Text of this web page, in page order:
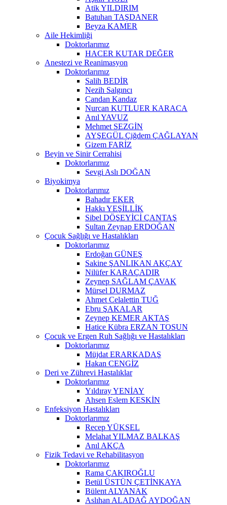
Atik YILDIRIM
Batuhan TAŞDANER
Beyza KAMER
Aile Hekimliği
Doktorlarımız
HACER KUTAR DEĞER
Anestezi ve Reanimasyon
Doktorlarımız
Salih BEDİR
Nezih Salgıncı
Candan Kandaz
Nurcan KUTLUER KARACA
Anıl YAVUZ
Mehmet SEZGİN
AYŞEGÜL Çiğdem ÇAĞLAYAN
Gizem FARİZ
Beyin ve Sinir Cerrahisi
Doktorlarımız
Sevgi Aslı DOĞAN
Biyokimya
Doktorlarımız
Bahadır EKER
Hakkı YEŞİLLİK
Sibel DÖŞEYİCİ ÇANTAŞ
Sultan Zeynap ERDOĞAN
Çocuk Sağlığı ve Hastalıkları
Doktorlarımız
Erdoğan GÜNEŞ
Sakine ŞANLIKAN AKÇAY
Nilüfer KARAÇADIR
Zeynep SAĞLAM ÇAVAK
Mürsel DURMAZ
Ahmet Celalettin TUĞ
Ebru ŞAKALAR
Zeynep KEMER AKTAŞ
Hatice Kübra ERZAN TOSUN
Çocuk ve Ergen Ruh Sağlığı ve Hastalıkları
Doktorlarımız
Müjdat ERARKADAŞ
Hakan CENGİZ
Deri ve Zührevi Hastalıklar
Doktorlarımız
Yıldıray YENİAY
Ahsen Eslem KESKİN
Enfeksiyon Hastalıkları
Doktorlarımız
Recep YÜKSEL
Melahat YILMAZ BALKAŞ
Anıl AKÇA
Fizik Tedavi ve Rehabilitasyon
Doktorlarımız
Rama ÇAKIROĞLU
Betül ÜSTÜN ÇETİNKAYA
Bülent ALYANAK
Aslıhan ALADAĞ AYDOĞAN